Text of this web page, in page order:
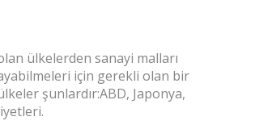
ülkelerden sanayi malları
için gerekli olan bir
şunlardır:ABD, Japonya,